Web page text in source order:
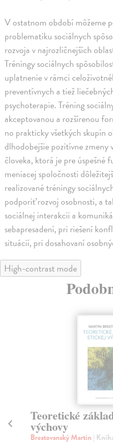
V ostatnom období môžeme
problematiku sociálnych
rozvoja v najrozličnejších
Tréningy sociálnych
uplatnenie v rámci
preventívnych a tiež
psychoterapie. Tréning
akceptovanou a rozšírenou
no prakticky všetkých skupín
dlhodobejšie pozitívne zmeny
človeka, ktorá je pre úspešné
meniacej spoločnosti
realizované tréningy
podporiť rozvoj osobnosti, a
sociálnej interakcii a
sebapresadení, pri riešení
situácií, pri dosahovaní
High-contrast mode
Teoretické
výchovy
Brestovanský Martin |